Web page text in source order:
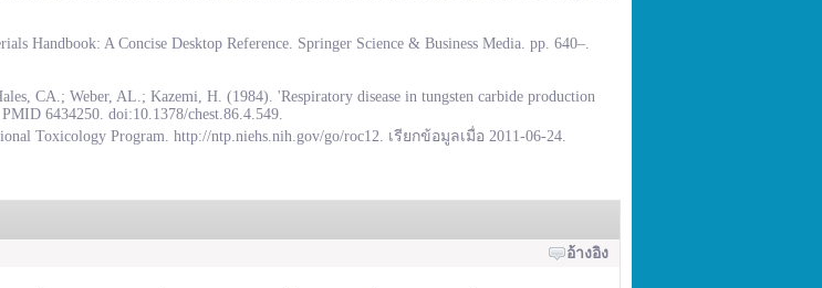
Handbook: A Concise Desktop Reference. Springer Science & Business Media. pp. 640–.
CA.; Weber, AL.; Kazemi, H. (1984). 'Respiratory disease in tungsten carbide production
6434250. doi:10.1378/chest.86.4.549.
Toxicology Program. http://ntp.niehs.nih.gov/go/roc12. เรียกข้อมูลเมื่อ 2011-06-24.
อ้างอิง